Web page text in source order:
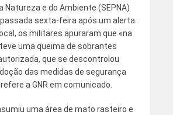
Natureza e do Ambiente (SEPNA)
sexta-feira após um alerta.
os militares apuraram que «na
uma queima de sobrantes
que se descontrolou
das medidas de segurança
a GNR em comunicado.
uma área de mato rasteiro e